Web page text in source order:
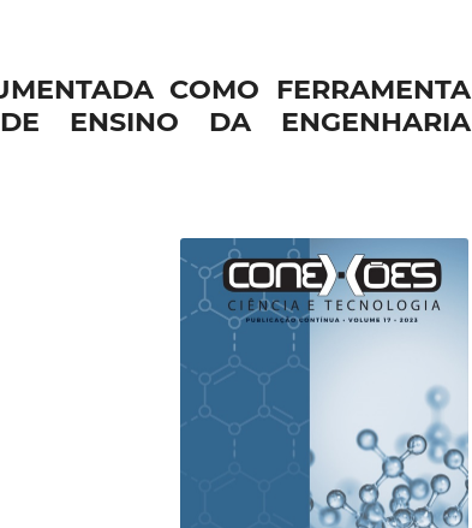
COMO FERRAMENTA
ENSINO DA ENGENHARIA